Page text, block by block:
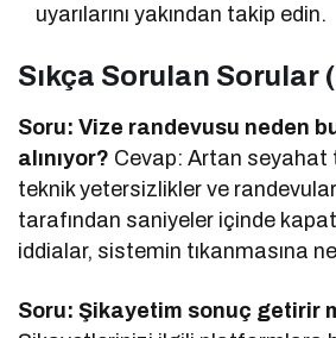
uyarılarını yakından takip edin.
Sıkça Sorulan Sorular
Soru: Vize randevusu neden
alınıyor? Cevap: Artan seyahat
teknik yetersizlikler ve
tarafından saniyeler içinde
iddialar, sistemin tıkanmasına
Soru: Şikayetim sonuç getirir